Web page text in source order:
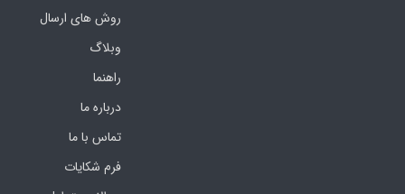
روش های ارسال
وبلاگ
راهنما
درباره ما
تماس با ما
فرم‌ شکایات